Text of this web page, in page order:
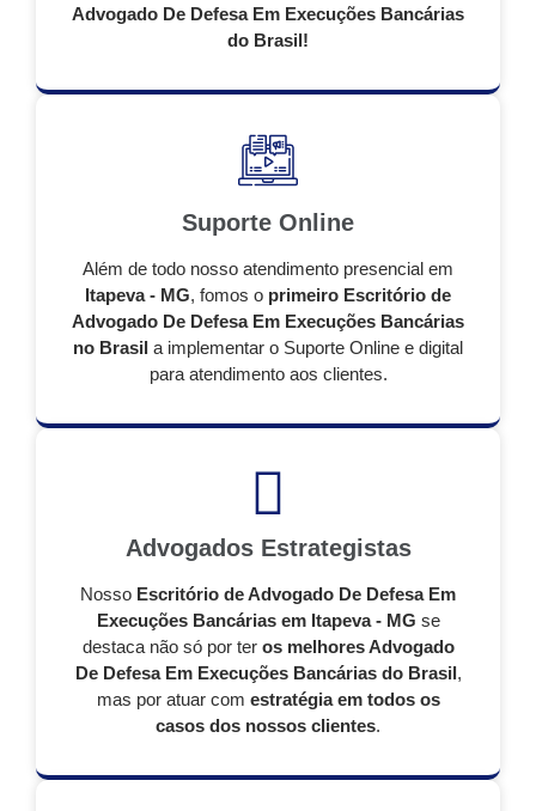
Advogado De Defesa Em Execuções Bancárias
do Brasil!
Suporte Online
Além de todo nosso atendimento presencial em
Itapeva - MG, fomos o primeiro Escritório de
Advogado De Defesa Em Execuções Bancárias
no Brasil a implementar o Suporte Online e digital
para atendimento aos clientes.
Advogados Estrategistas
Nosso Escritório de Advogado De Defesa Em
Execuções Bancárias em Itapeva - MG se
destaca não só por ter os melhores Advogado
De Defesa Em Execuções Bancárias do Brasil,
mas por atuar com estratégia em todos os
casos dos nossos clientes.